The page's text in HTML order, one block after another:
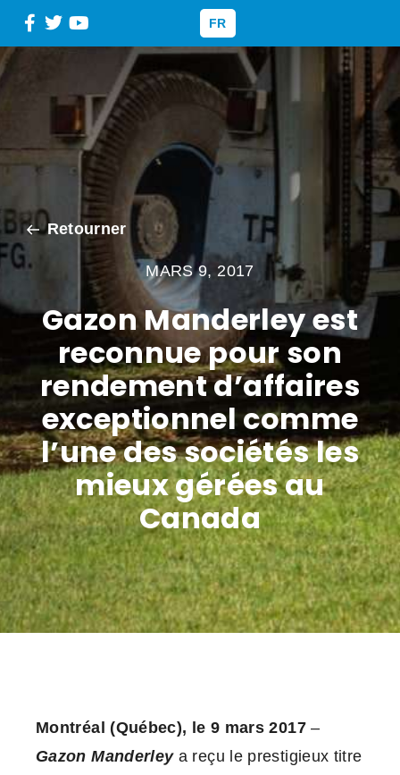
FR
Retourner
MARS 9, 2017
Gazon Manderley est
reconnue pour son
rendement d’affaires
exceptionnel comme
l’une des sociétés les
mieux gérées au
Canada
Montréal (Québec), le 9 mars 2017–
Gazon Manderley a reçu le prestigieux titre